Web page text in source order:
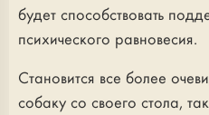
будет способствовать
психического равновесия.
Становится все более
собаку со своего стола,